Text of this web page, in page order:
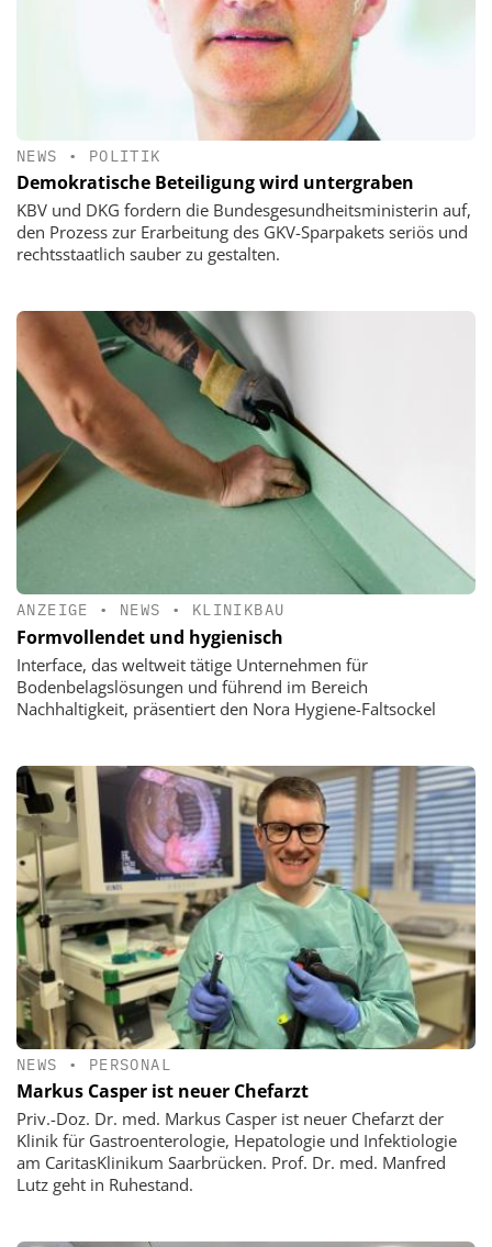
NEWS • POLITIK
Demokratische Beteiligung wird untergraben
KBV und DKG fordern die Bundesgesundheitsministerin auf,
den Prozess zur Erarbeitung des GKV-Sparpakets seriös und
rechtsstaatlich sauber zu gestalten.
ANZEIGE • NEWS • KLINIKBAU
Formvollendet und hygienisch
Interface, das weltweit tätige Unternehmen für
Bodenbelagslösungen und führend im Bereich
Nachhaltigkeit, präsentiert den Nora Hygiene-Faltsockel
NEWS • PERSONAL
Markus Casper ist neuer Chefarzt
Priv.-Doz. Dr. med. Markus Casper ist neuer Chefarzt der
Klinik für Gastroenterologie, Hepatologie und Infektiologie
am CaritasKlinikum Saarbrücken. Prof. Dr. med. Manfred
Lutz geht in Ruhestand.